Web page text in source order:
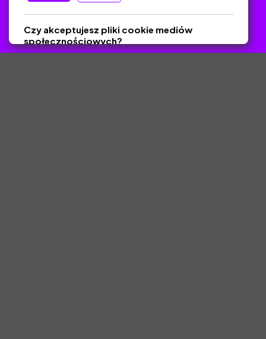
Materiały chronione Prawem Autorskim.
Czy akceptujesz pliki cookie mediów
społecznościowych?